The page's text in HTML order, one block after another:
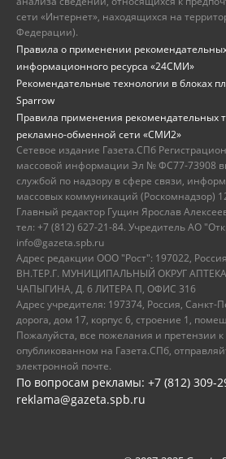
сети «Интернет», находящихся на
Федерации).
Правила о применении
информационного ресурса «24СМИ»
Рекомендательные технологии в блоках
Sparrow
Правила применения рекомендательных
рекламно-обменной сети «СМИ2»
Сетевое издание Газета.СПб
массовой информации Эл № ФС77-73908
службой по надзору в сфере связи,
массовых коммуникаций (Роскомнадзор)
Главный редактор Гущин Ярослав
тел: +7 (812) 627-21-84. Учредитель АО
info@gazeta.spb.ru
Адрес редакции ООО "Рост": 197022,
ВН.ТЕР.Г. МУНИЦИПАЛЬНЫЙ ОКРУГ
ЧАПЫГИНА, Д. 6 ЛИТЕРА П, ОФИС 316
Адрес учредителя: 197374, Россия, Санкт-
дорога, дом 17, корпус 6, строение 1,
Пожалуйста, все пожелания и претензии к
опубликованном на Газета.СПб,
электронной почте.
По вопросам рекламы: +7 (812) 309-
reklama@gazeta.spb.ru